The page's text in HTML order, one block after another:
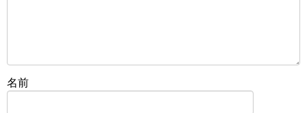
名前